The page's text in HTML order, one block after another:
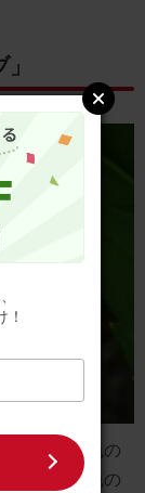
美しい紫色の
さな薄紫色の